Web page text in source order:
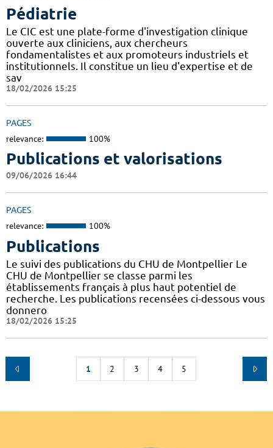
Pédiatrie
Le CIC est une plate-forme d'investigation clinique
ouverte aux cliniciens, aux chercheurs
fondamentalistes et aux promoteurs industriels et
institutionnels. Il constitue un lieu d'expertise et de
sav
18/02/2026 15:25
PAGES
relevance: 100%
Publications et valorisations
09/06/2026 16:44
PAGES
relevance: 100%
Publications
Le suivi des publications du CHU de Montpellier Le
CHU de Montpellier se classe parmi les
établissements français à plus haut potentiel de
recherche. Les publications recensées ci-dessous vous
donnero
18/02/2026 15:25
1 2 3 4 5